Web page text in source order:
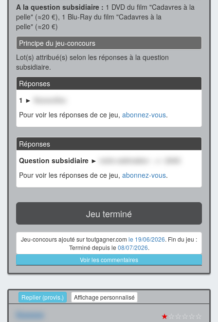
A la question subsidiaire : 1 DVD du film "Cadavres à la
pelle" (≈20 €), 1 Blu-Ray du film "Cadavres à la
pelle" (≈20 €)
Principe du jeu-concours
Lot(s) attribué(s) selon les réponses à la question
subsidiaire.
Réponses
1 ►
Pour voir les réponses de ce jeu, abonnez-vous.
Réponses
Question subsidiaire ►
notre estimation : +/- 2000
Pour voir les réponses de ce jeu, abonnez-vous.
Jeu terminé
Jeu-concours ajouté sur toutgagner.com le 19/06/2026. Fin du jeu :
Terminé depuis le 08/07/2026.
Voir les commentaires
Replier (provis.) Affichage personnalisé
Xxxxxxx ★☆☆☆☆☆